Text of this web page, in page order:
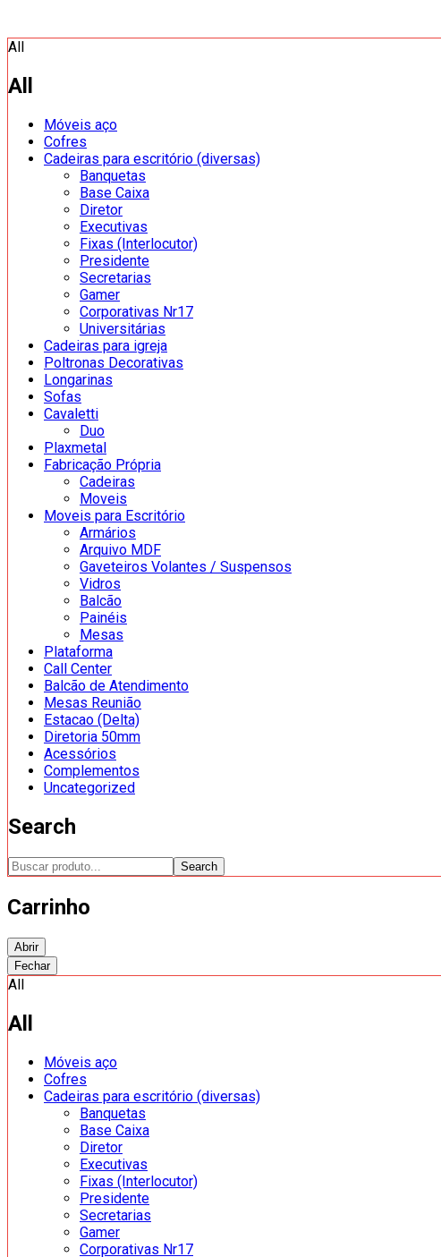
All
All
Móveis aço
Cofres
Cadeiras para escritório (diversas)
Banquetas
Base Caixa
Diretor
Executivas
Fixas (Interlocutor)
Presidente
Secretarias
Gamer
Corporativas Nr17
Universitárias
Cadeiras para igreja
Poltronas Decorativas
Longarinas
Sofas
Cavaletti
Duo
Plaxmetal
Fabricação Própria
Cadeiras
Moveis
Moveis para Escritório
Armários
Arquivo MDF
Gaveteiros Volantes / Suspensos
Vidros
Balcão
Painéis
Mesas
Plataforma
Call Center
Balcão de Atendimento
Mesas Reunião
Estacao (Delta)
Diretoria 50mm
Acessórios
Complementos
Uncategorized
Search
Search
Carrinho
Abrir
Fechar
All
All
Móveis aço
Cofres
Cadeiras para escritório (diversas)
Banquetas
Base Caixa
Diretor
Executivas
Fixas (Interlocutor)
Presidente
Secretarias
Gamer
Corporativas Nr17